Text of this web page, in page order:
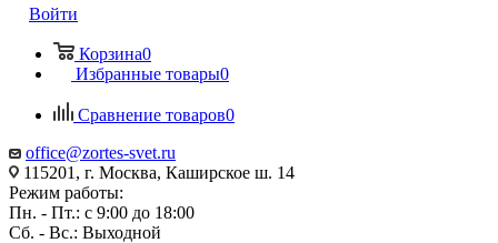
Войти
Корзина0
Избранные товары0
Сравнение товаров0
office@zortes-svet.ru
115201, г. Москва, Каширское ш. 14
Режим работы:
Пн. - Пт.: с 9:00 до 18:00
Сб. - Вс.: Выходной